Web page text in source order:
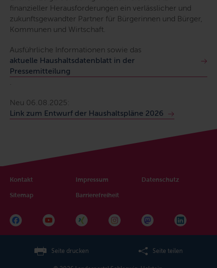
finanzieller Herausforderungen ein verlässlicher und
zukunftsgewandter Partner für Bürgerinnen und Bürger,
Kommunen und Wirtschaft.
Ausführliche Informationen sowie das
aktuelle Haushaltsdatenblatt in der
Pressemitteilung
Neu 06.08.2025:
Link zum Entwurf der Haushaltspläne 2026
Kontakt Impressum Datenschutz
Sitemap Barrierefreiheit
Seite drucken Seite teilen